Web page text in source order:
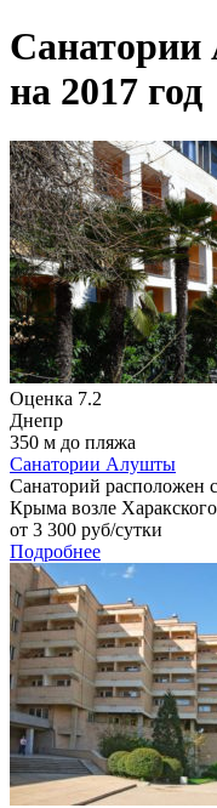
на 2017 год
Оценка 7.2
Днепр
350 м до пляжа
Санатории Алушты
Санаторий расположен
Крыма возле
от 3 300 руб/сутки
Подробнее